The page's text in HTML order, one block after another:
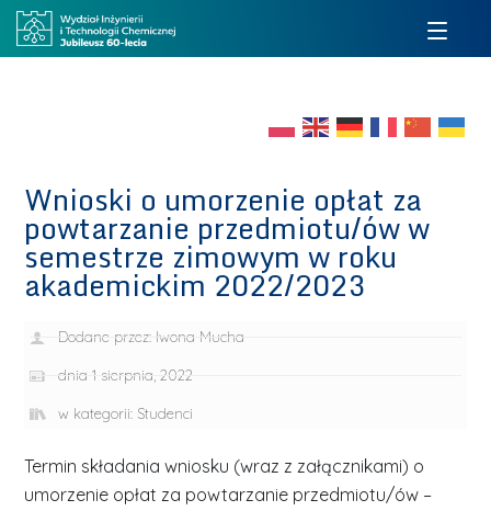
Wnioski o umorzenie opłat za
powtarzanie przedmiotu/ów w
semestrze zimowym w roku
akademickim 2022/2023
Dodane przez: Iwona Mucha
dnia 1 sierpnia, 2022
w kategorii: Studenci
Termin składania wniosku (wraz z załącznikami) o
umorzenie opłat za powtarzanie przedmiotu/ów –